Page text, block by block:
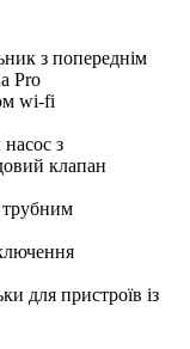
з попереднім
Pro
wi-fi
з
клапан
трубним
для пристроїв із